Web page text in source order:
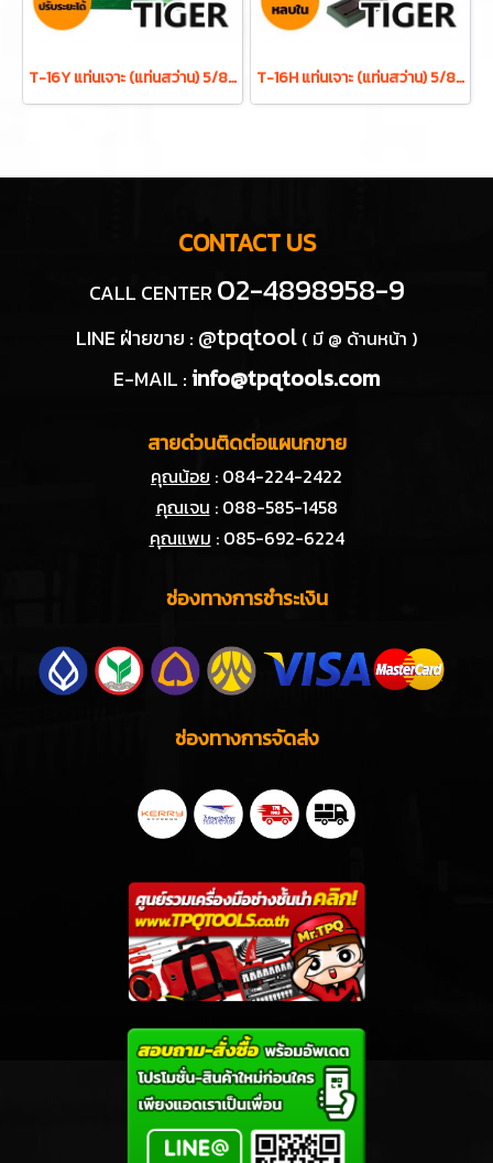
T-16Y แท่นเจาะ (แท่นสว่าน) 5/8 นิ้ว 450W ดอกสว่าน 16 มม. 12 สปีด TIGER T-16H แท่นเจาะ (แท่นสว่าน) 5/8 นิ้ว 550W ดอกสว่าน 16 มม. 16 สปีด เตเปอร์หลบใน TIGER
CONTACT US
CALL CENTER 02-4898958-9
LINE ฝ่ายขาย : @tpqtool ( มี @ ด้านหน้า )
E-MAIL :info@tpqtools.com
สายด่วนติดต่อแผนกขาย
คุณน้อย : 084-224-2422
คุณเจน : 088-585-1458
คุณแพม : 085-692-6224
ช่องทางการชำระเงิน
ช่องทางการจัดส่ง